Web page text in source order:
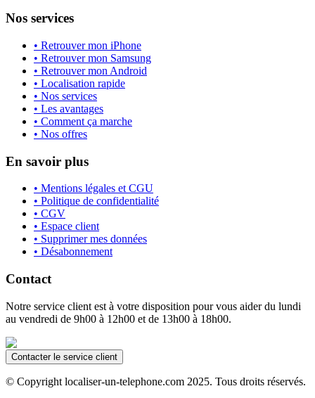
Nos services
• Retrouver mon iPhone
• Retrouver mon Samsung
• Retrouver mon Android
• Localisation rapide
• Nos services
• Les avantages
• Comment ça marche
• Nos offres
En savoir plus
• Mentions légales et CGU
• Politique de confidentialité
• CGV
• Espace client
• Supprimer mes données
• Désabonnement
Contact
Notre service client est à votre disposition pour vous aider du lundi
au vendredi de 9h00 à 12h00 et de 13h00 à 18h00.
Contacter le service client
© Copyright localiser-un-telephone.com 2025. Tous droits réservés.